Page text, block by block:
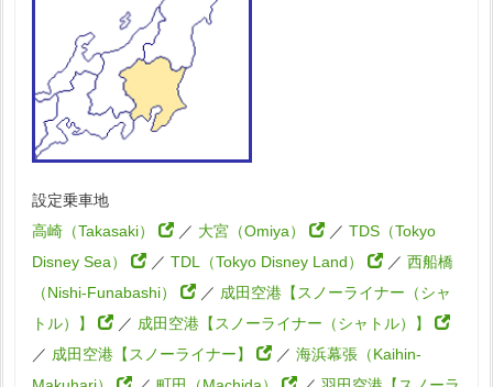
設定乗車地
高崎（Takasaki）
／ 大宮（Omiya） ／ TDS（Tokyo
Disney Sea）
／ TDL（Tokyo Disney Land） ／ 西船橋
（Nishi-Funabashi）
／ 成田空港【スノーライナー（シャ
トル）】
／ 成田空港【スノーライナー（シャトル）】
／ 成田空港【スノーライナー】 ／ 海浜幕張（Kaihin-